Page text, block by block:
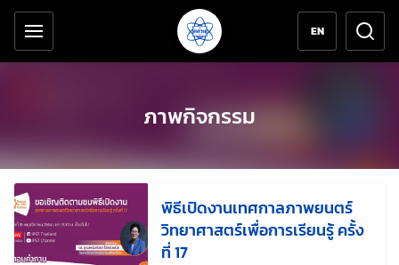
ข้ามไปยังเนื้อหาหลัก
เครื่องมือช่วยเหลือ
EN
ภาพกิจกรรม
พิธีเปิดงานเทศกาลภาพยนตร์
วิทยาศาสตร์เพื่อการเรียนรู้ ครั้ง
ที่ 17